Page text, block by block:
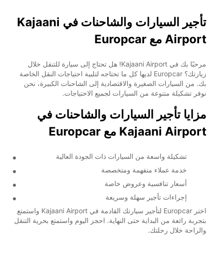
تأجير السيارات والشاحنات في Kajaani
Airport مع Europcar
مرحبًا بك في Kajaani Airport! هل تحتاج إلى سيارة للتنقل خلال
زيارتك؟ Europcar لديها كل ما تحتاجه لتلبية احتياجات النقل الخاصة
بك. من السيارات الصغيرة والاقتصادية إلى الشاحنات الكبيرة، نحن
نوفر تشكيلة متنوعة من السيارات لجميع الاحتياجات.
مزايا تأجير السيارات والشاحنات في
Kajaani Airport مع Europcar
تشكيلة واسعة من السيارات ذات الجودة العالية
خدمة عملاء متفهمة ومتخصصة
أسعار تنافسية وعروض خاصة
إجراءات تأجير سهلة وسريعة
اختر Europcar لتأجير سيارتك القادمة في Kajaani Airport واستمتع
بتجربة رائعة من البداية حتى النهاية. احجز اليوم واستمتع بحرية التنقل
والراحة خلال رحلتك.